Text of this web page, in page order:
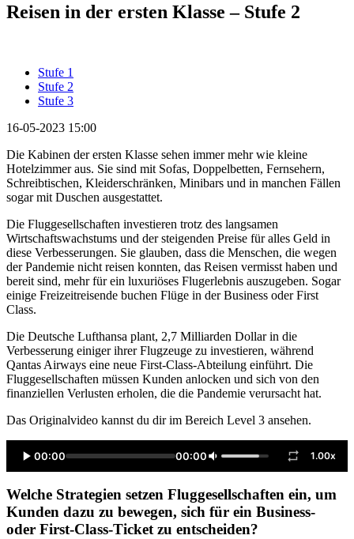
Reisen in der ersten Klasse – Stufe 2
Stufe 1
Stufe 2
Stufe 3
16-05-2023 15:00
Die Kabinen der ersten Klasse sehen immer mehr wie kleine
Hotelzimmer aus. Sie sind mit Sofas, Doppelbetten, Fernsehern,
Schreibtischen, Kleiderschränken, Minibars und in manchen Fällen
sogar mit Duschen ausgestattet.
Die Fluggesellschaften investieren trotz des langsamen
Wirtschaftswachstums und der steigenden Preise für alles Geld in
diese Verbesserungen. Sie glauben, dass die Menschen, die wegen
der Pandemie nicht reisen konnten, das Reisen vermisst haben und
bereit sind, mehr für ein luxuriöses Flugerlebnis auszugeben. Sogar
einige Freizeitreisende buchen Flüge in der Business oder First
Class.
Die Deutsche Lufthansa plant, 2,7 Milliarden Dollar in die
Verbesserung einiger ihrer Flugzeuge zu investieren, während
Qantas Airways eine neue First-Class-Abteilung einführt. Die
Fluggesellschaften müssen Kunden anlocken und sich von den
finanziellen Verlusten erholen, die die Pandemie verursacht hat.
Das Originalvideo kannst du dir im Bereich Level 3 ansehen.
00:00 00:00 1.00x
Welche Strategien setzen Fluggesellschaften ein, um
Kunden dazu zu bewegen, sich für ein Business-
oder First-Class-Ticket zu entscheiden?